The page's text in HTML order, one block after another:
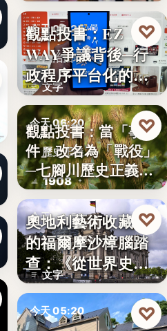
今天 06:25
法治治理
文字
觀點投書：EZ
WAY爭議背後─行
政程序平台化的法
治缺口
♡
今天 06:20
歷史正義
1908
觀點投書：當「事
件」改名為「戰役」
─七腳川歷史正義不
能停…
♡
今天 06:00
樟腦史
文字
奧地利藝術收藏家
的福爾摩沙樟腦踏
查：《從世界史看
德意志帝…
♡
今天 05:20 ♡